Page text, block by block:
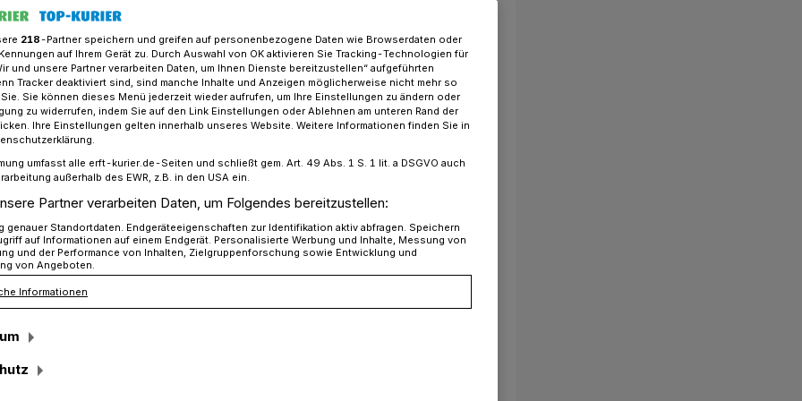
Neuss stellt neues Klimaschutzkonzept vor
vor
Rhein-Kreis hat sein Integriertes
Landrat Hans-Jürgen Petrauschke
Herausforderungen des Klimawandels
sichtbar werden, ist unser Handeln
Der Rhein-Kreis ergreift daher aktiv
218-Partner speichern und greifen auf personenbezogene Daten wie Browserdaten oder
auf Ihrem Gerät zu. Durch Auswahl von OK aktivieren Sie Tracking-Technologien für
und unsere Partner verarbeiten Daten, um Ihnen Dienste bereitzustellen“ aufgeführten
Tracker deaktiviert sind, sind manche Inhalte und Anzeigen möglicherweise nicht mehr so
Sie können dieses Menü jederzeit wieder aufrufen, um Ihre Einstellungen zu ändern oder
zu widerrufen, indem Sie auf den Link Einstellungen oder Ablehnen am unteren Rand der
Ihre Einstellungen gelten innerhalb unseres Website. Weitere Informationen finden Sie in
umfasst alle erft-kurier.de-Seiten und schließt gem. Art. 49 Abs. 1 S. 1 lit. a DSGVO auch
außerhalb des EWR, z.B. in den USA ein.
Partner verarbeiten Daten, um Folgendes bereitzustellen:
genauer Standortdaten. Endgeräteeigenschaften zur Identifikation aktiv abfragen. Speichern
auf Informationen auf einem Endgerät. Personalisierte Werbung und Inhalte, Messung von
und der Performance von Inhalten, Zielgruppenforschung sowie Entwicklung und
von Angeboten.
Informationen